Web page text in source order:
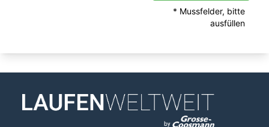
* Mussfelder, bitte
ausfüllen